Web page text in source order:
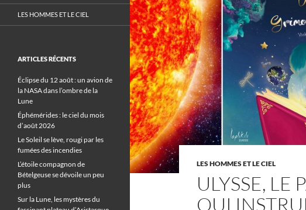
LES HOMMES ET LE CIEL
ULYSSE, LE
QUI
LES HOMMES ET LE CIEL
ARTICLES RÉCENTS
Éclipse du 12 août : un avion de
la NASA dans l’ombre de la
Lune
Éphémérides : le ciel du mois
d’août 2026
Le Soleil se lève, rougi par les
fumées des incendies
L’étoile compagnon de
Bételgeuse se dévoile un peu
plus
Sur la Lune, les mystères du